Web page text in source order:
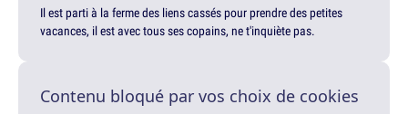
Il est parti à la ferme des liens cassés pour prendre des petites
vacances, il est avec tous ses copains, ne t'inquiète pas.
Contenu bloqué par vos choix de cookies